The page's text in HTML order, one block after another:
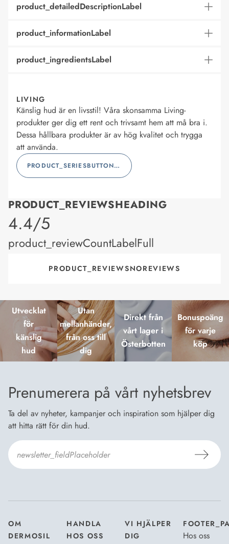
product_detailedDescriptionLabel
product_informationLabel
product_ingredientsLabel
LIVING
Känslig hud är en livsstil! Våra skonsamma Living-
produkter ger dig ett rent och trivsamt hem att må bra i.
Dessa hållbara produkter är av hög kvalitet och trygga
att använda.
PRODUCT_SERIESBUTTONLABEL
PRODUCT_REVIEWSHEADING
product_rating
4.4/5
product_reviewCountLabelFull
PRODUCT_REVIEWSNOREVIEWS
Utvecklat
för
känslig
hud
Utan
mellanhänder,
från oss till
dig
Direkt från
vårt lager i
Österbotten
Bonuspoäng
för varje
köp
Prenumerera på vårt nyhetsbrev
Ta del av nyheter, kampanjer och inspiration som hjälper dig
att hitta rätt för din hud.
OM
DERMOSIL
HANDLA
HOS OSS
VI HJÄLPER
DIG
Hos oss